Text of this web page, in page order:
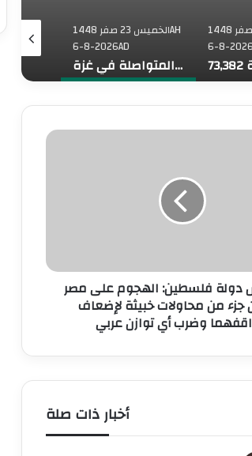
الخميس 23 صفر 1448AH
6-8-2026AD
وزراء خارجية 8 دول عربية وإسلامية يدينون الانتهاكات الإسرائيلية المتواصلة في غزة
الخميس 23 صفر 1448AH
6-8-
ن
د
ل
ط
ي
ن
:
دولة فلسطين: الهجوم على مصر
جزء من محاولات خبيثة لإضعاف
وضرب أي توازن عربي
أخبار ذات صلة